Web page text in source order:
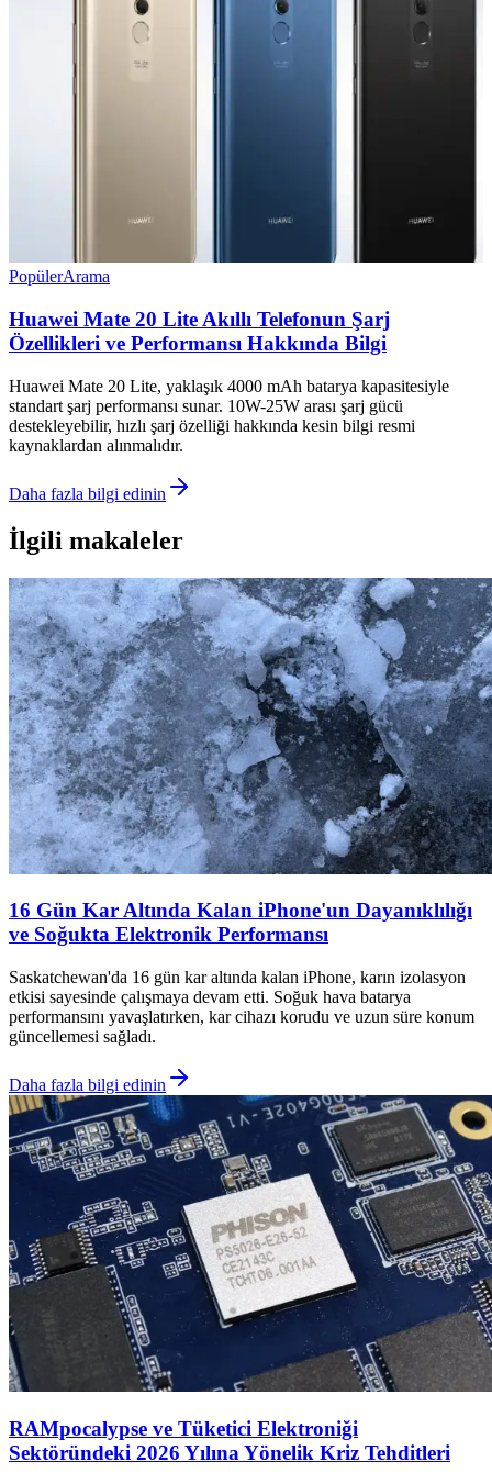
PopülerArama
Huawei Mate 20 Lite Akıllı Telefonun Şarj
Özellikleri ve Performansı Hakkında Bilgi
Huawei Mate 20 Lite, yaklaşık 4000 mAh batarya kapasitesiyle
standart şarj performansı sunar. 10W-25W arası şarj gücü
destekleyebilir, hızlı şarj özelliği hakkında kesin bilgi resmi
kaynaklardan alınmalıdır.
Daha fazla bilgi edinin
İlgili makaleler
16 Gün Kar Altında Kalan iPhone'un Dayanıklılığı
ve Soğukta Elektronik Performansı
Saskatchewan'da 16 gün kar altında kalan iPhone, karın izolasyon
etkisi sayesinde çalışmaya devam etti. Soğuk hava batarya
performansını yavaşlatırken, kar cihazı korudu ve uzun süre konum
güncellemesi sağladı.
Daha fazla bilgi edinin
RAMpocalypse ve Tüketici Elektroniği
Sektöründeki 2026 Yılına Yönelik Kriz Tehditleri